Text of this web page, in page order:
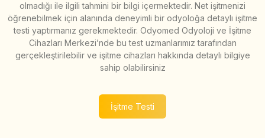
olmadığı ile ilgili tahmini bir bilgi içermektedir. Net işitmenizi
öğrenebilmek için alanında deneyimli bir odyoloğa detaylı işitme
testi yaptırmanız gerekmektedir. Odyomed Odyoloji ve İşitme
Cihazları Merkezi’nde bu test uzmanlarımız tarafından
gerçekleştirilebilir ve işitme cihazları hakkında detaylı bilgiye
sahip olabilirsiniz
İşitme Testi